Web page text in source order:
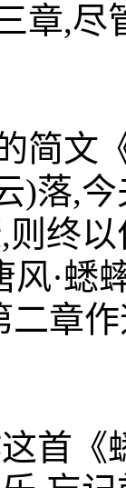
章,尽
文《
)落,
终
风·蟋
二章
首《